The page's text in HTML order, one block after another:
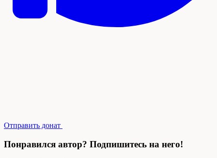
Отправить донат
Понравился автор? Подпишитесь на него!